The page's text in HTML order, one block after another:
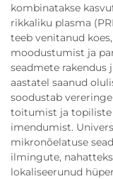
kombinatakse
rikkaliku plasma
teeb venitanud
moodustumist ja
seadmete rakendus
aastatel saanud
soodustab
toitumist ja topiliste
imendumist.
mikronõelatuse
ilmingute,
lokaliseerunud